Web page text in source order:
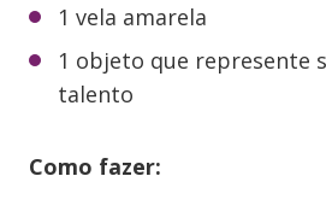
1 vela amarela
1 objeto que represente
talento
Como fazer: